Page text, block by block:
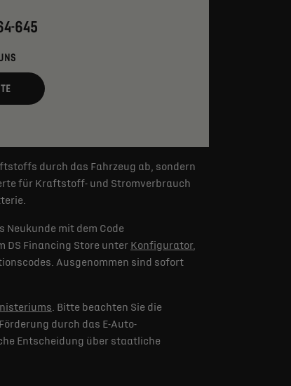
645
durch das Fahrzeug ab, sondern
für Kraftstoff- und Stromverbrauch
mit dem Code
DS Financing Store unter Konfigurator,
Ausgenommen sind sofort
. Bitte beachten Sie die
durch das E-Auto-
Entscheidung über staatliche